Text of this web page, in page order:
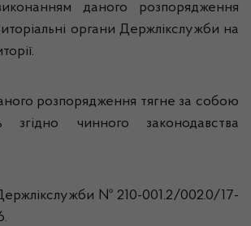
даного розпорядження
органи Держлікслужби на
розпорядження тягне за собою
згідно чинного законодавства
№ 210-001.2/002.0/17-